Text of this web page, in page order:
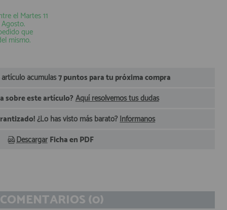
elMartes 11
Agosto.
que
mismo.
acumulas7 puntos para tu próxima compra
sobre este artículo? Aquí resolvemos tus dudas
¿Lo has visto más barato?Infórmanos
Descargar Ficha en PDF
COMENTARIOS (0)